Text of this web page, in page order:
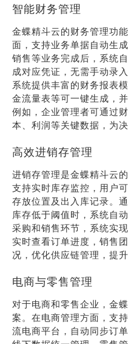
智能财务管理
金蝶精斗云的财务管理功
面，支持业务单据自动生
销售等业务完成后，系统
成对应凭证，无需手动录
系统提供丰富的财务报表
金流量表等可一键生成，
例如，企业管理者可通过
本、利润等关键数据，为决
高效进销存管理
进销存管理是金蝶精斗云
支持实时库存监控，用户
存放位置及出入库记录。
库存低于阈值时，系统自
采购和销售环节，系统实
实时查看订单进度，销售
况，优化供应链管理，提
电商与零售管理
对于电商和零售企业，金
案。在电商管理方面，支
流电商平台，自动同步订